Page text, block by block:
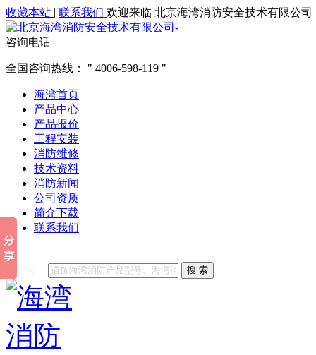
收藏本站 | 联系我们 欢迎来临 北京海湾消防安全技术有限公司
咨询电话
全国咨询热线： 4006-598-119
海湾首页
产品中心
产品报价
工程安装
消防维修
技术资料
消防新闻
公司资质
简介下载
联系我们
他们都在搜索:
搜 索